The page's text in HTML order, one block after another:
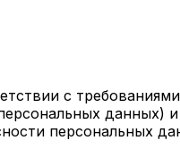
с
данных) и
персональных